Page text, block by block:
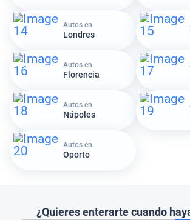
Autos en
Londres
Autos en
Florencia
Autos en
Nápoles
Autos en
Oporto
¿Quieres enterarte cuando